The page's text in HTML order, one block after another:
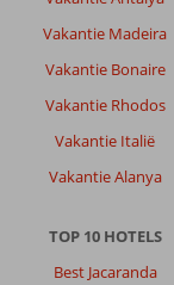
Vakantie Madeira
Vakantie Bonaire
Vakantie Rhodos
Vakantie Italië
Vakantie Alanya
TOP 10 HOTELS
Best Jacaranda